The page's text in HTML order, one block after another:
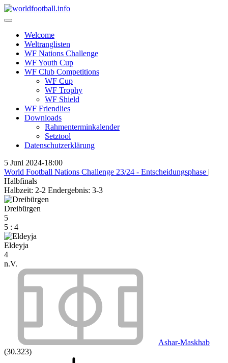
Skip
to
Welcome
Weltranglisten
WF Nations Challenge
WF Youth Cup
WF Club Competitions
WF Cup
WF Trophy
WF Shield
WF Friendlies
Downloads
Rahmenterminkalender
Setztool
Datenschutzerklärung
5 Juni 2024-18:00
World Football Nations Challenge 23/24 - Entscheidungsphase |
Halbfinals
Halbzeit: 2-2 Endergebnis: 3-3
Dreibürgen
5
5 : 4
Eldeyja
4
n.V.
Ashar-Maskhab
(30.323)